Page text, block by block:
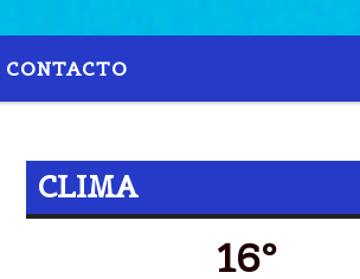
CONTACTO
CLIMA
16º